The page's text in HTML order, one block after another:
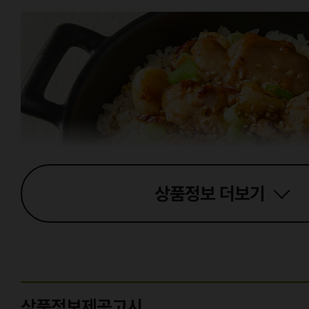
상품정보 더보기